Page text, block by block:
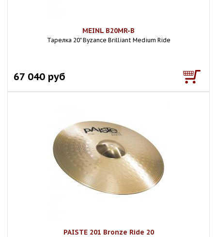
MEINL B20MR-B
Тарелка 20" Byzance Brilliant Medium Ride
67 040 руб
PAISTE 201 Bronze Ride 20